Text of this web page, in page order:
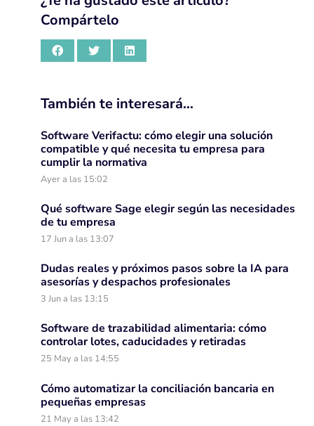
Compártelo
También te interesará…
Software Verifactu: cómo elegir una solución
compatible y qué necesita tu empresa para
cumplir la normativa
Ayer a las 15:02
Qué software Sage elegir según las necesidades
de tu empresa
17 Jun a las 13:07
Dudas reales y próximos pasos sobre la IA para
asesorías y despachos profesionales
3 Jun a las 13:15
Software de trazabilidad alimentaria: cómo
controlar lotes, caducidades y retiradas
25 May a las 14:55
Cómo automatizar la conciliación bancaria en
pequeñas empresas
21 May a las 13:42